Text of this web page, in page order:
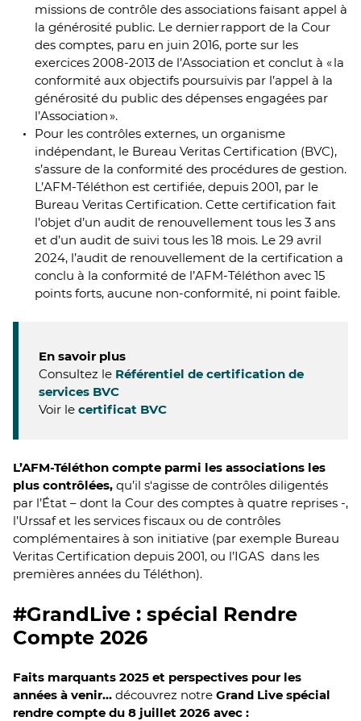
missions de contrôle des associations faisant appel à
la générosité public. Le dernier rapport de la Cour
des comptes, paru en juin 2016, porte sur les
exercices 2008-2013 de l’Association et conclut à « la
conformité aux objectifs poursuivis par l’appel à la
générosité du public des dépenses engagées par
l’Association ».
Pour les contrôles externes, un organisme
indépendant, le Bureau Veritas Certification (BVC),
s’assure de la conformité des procédures de gestion.
L’AFM-Téléthon est certifiée, depuis 2001, par le
Bureau Veritas Certification. Cette certification fait
l’objet d’un audit de renouvellement tous les 3 ans
et d’un audit de suivi tous les 18 mois. Le 29 avril
2024, l’audit de renouvellement de la certification a
conclu à la conformité de l’AFM-Téléthon avec 15
points forts, aucune non-conformité, ni point faible​.
En savoir plus
Consultez le Référentiel de certification de
services BVC
Voir le certificat BVC
L’AFM-Téléthon compte parmi les associations les
plus contrôlées, qu’il s‘agisse de contrôles diligentés
par l’État – dont la Cour des comptes à quatre reprises -,
l’Urssaf et les services fiscaux ou de contrôles
complémentaires à son initiative (par exemple Bureau
Veritas Certification depuis 2001, ou l’IGAS dans les
premières années du Téléthon).
#GrandLive : spécial Rendre
Compte 2026
Faits marquants 2025 et perspectives pour les
années à venir... découvrez notre Grand Live spécial
rendre compte du 8 juillet 2026 avec :